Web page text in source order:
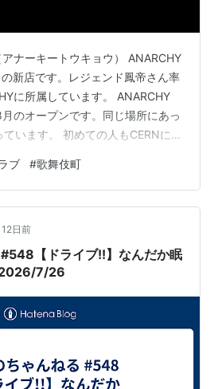
ナーキートウキョウ） ANARCHY
新店です。レジェンド鳳帝さん率
に所属しています。 ANARCHY
のオープンです。同じ場所にあっ
います。 初めての人もCERNに通
25:00 初回料金 確認中 基本料金
のお客様には、顔写真付きの身分
いしております。 住所 東京都新宿
ビル 5F お問い合わせ TEL…
ブ #歌舞伎町
12日前
【ドライブ!!】なんだか眠
7/26